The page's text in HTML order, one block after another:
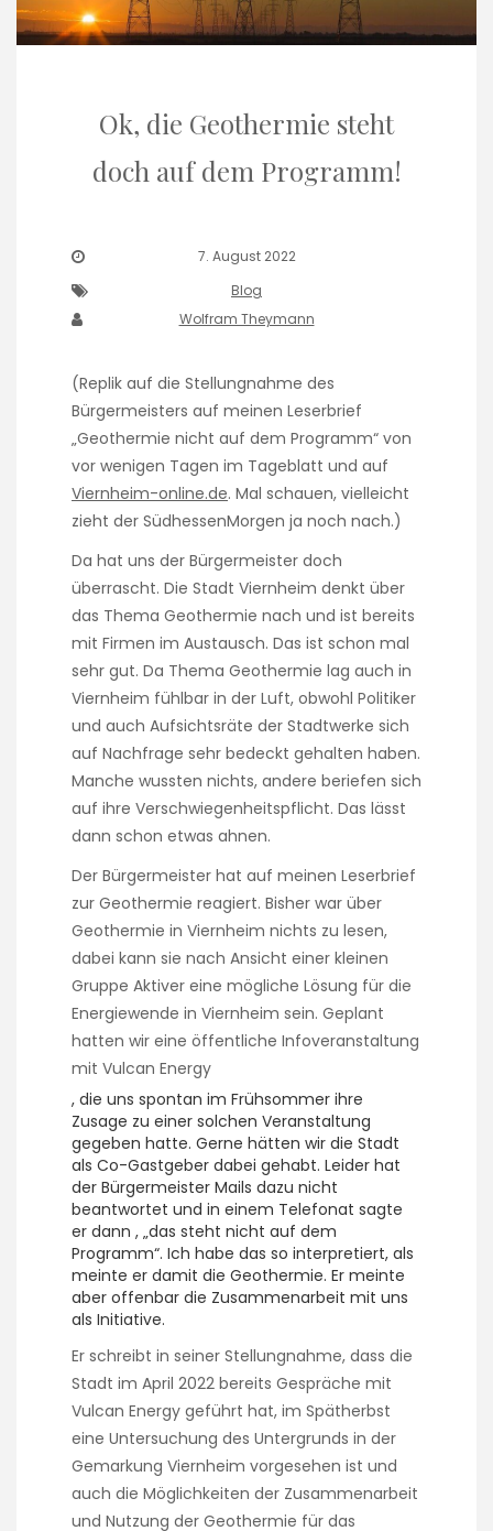
Ok, die Geothermie steht
doch auf dem Programm!
7. August 2022
Blog
Wolfram Theymann
(Replik auf die Stellungnahme des
Bürgermeisters auf meinen Leserbrief
„Geothermie nicht auf dem Programm“ von
vor wenigen Tagen im Tageblatt und auf
Viernheim-online.de. Mal schauen, vielleicht
zieht der SüdhessenMorgen ja noch nach.)
Da hat uns der Bürgermeister doch
überrascht. Die Stadt Viernheim denkt über
das Thema Geothermie nach und ist bereits
mit Firmen im Austausch. Das ist schon mal
sehr gut. Da Thema Geothermie lag auch in
Viernheim fühlbar in der Luft, obwohl Politiker
und auch Aufsichtsräte der Stadtwerke sich
auf Nachfrage sehr bedeckt gehalten haben.
Manche wussten nichts, andere beriefen sich
auf ihre Verschwiegenheitspflicht. Das lässt
dann schon etwas ahnen.
Der Bürgermeister hat auf meinen Leserbrief
zur Geothermie reagiert. Bisher war über
Geothermie in Viernheim nichts zu lesen,
dabei kann sie nach Ansicht einer kleinen
Gruppe Aktiver eine mögliche Lösung für die
Energiewende in Viernheim sein. Geplant
hatten wir eine öffentliche Infoveranstaltung
mit Vulcan Energy
T
h
i
s
m
a
y
t
r
e
a
i
n
a
e
g
i
s
, die uns spontan im Frühsommer ihre
Zusage zu einer solchen Veranstaltung
gegeben hatte. Gerne hätten wir die Stadt
als Co-Gastgeber dabei gehabt. Leider hat
der Bürgermeister Mails dazu nicht
beantwortet und in einem Telefonat sagte
er dann , „das steht nicht auf dem
Programm“. Ich habe das so interpretiert, als
meinte er damit die Geothermie. Er meinte
aber offenbar die Zusammenarbeit mit uns
als Initiative.
Er schreibt in seiner Stellungnahme, dass die
Stadt im April 2022 bereits Gespräche mit
Vulcan Energy geführt hat, im Spätherbst
eine Untersuchung des Untergrunds in der
Gemarkung Viernheim vorgesehen ist und
auch die Möglichkeiten der Zusammenarbeit
und Nutzung der Geothermie für das